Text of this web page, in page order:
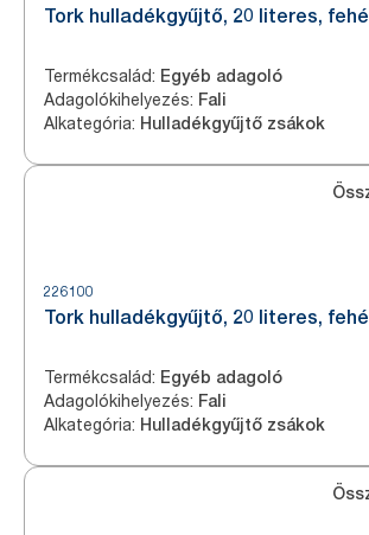
Tork hulladékgyűjtő, 20 literes,
Termékcsalád: Egyéb adagoló
Adagolókihelyezés: Fali
Alkategória: Hulladékgyűjtő zsákok
226100
Tork hulladékgyűjtő, 20 literes,
Termékcsalád: Egyéb adagoló
Adagolókihelyezés: Fali
Alkategória: Hulladékgyűjtő zsákok